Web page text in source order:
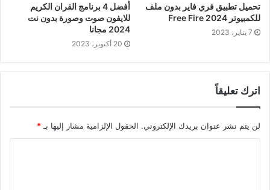
تحميل تطبيق فري فاير بدون ملف
للكمبيوتر 2024 Free Fire
7 يناير، 2023
أفضل 4 برنامج القران الكريم
للايفون صوت وصورة بدون نت
2024 مجانا
20 أكتوبر، 2023
اترك تعليقاً
لن يتم نشر عنوان بريدك الإلكتروني. الحقول الإلزامية مشار إليها بـ *